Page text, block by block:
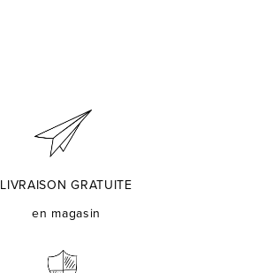
LIVRAISON GRATUITE
en magasin